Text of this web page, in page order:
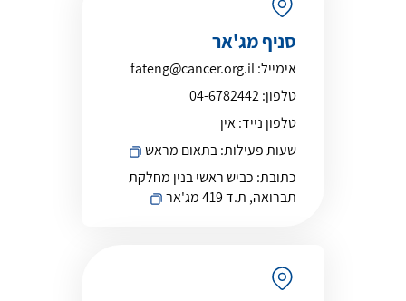
סניף מג'אר
אימייל:fateng@cancer.org.il
טלפון:04-6782442
טלפון נייד:אין
שעות פעילות:בתאום מראש
כתובת: כביש ראשי בנין מחלקת
תברואה, ת.ד 419 מג'אר